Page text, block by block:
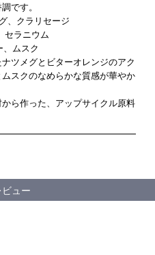
です。
、クラリセージ
セラニウム
、ムスク
ツメグとビターオレンジのアク
スクのなめらかな質感が華やか
ら作った、アップサイクル原料
ュー